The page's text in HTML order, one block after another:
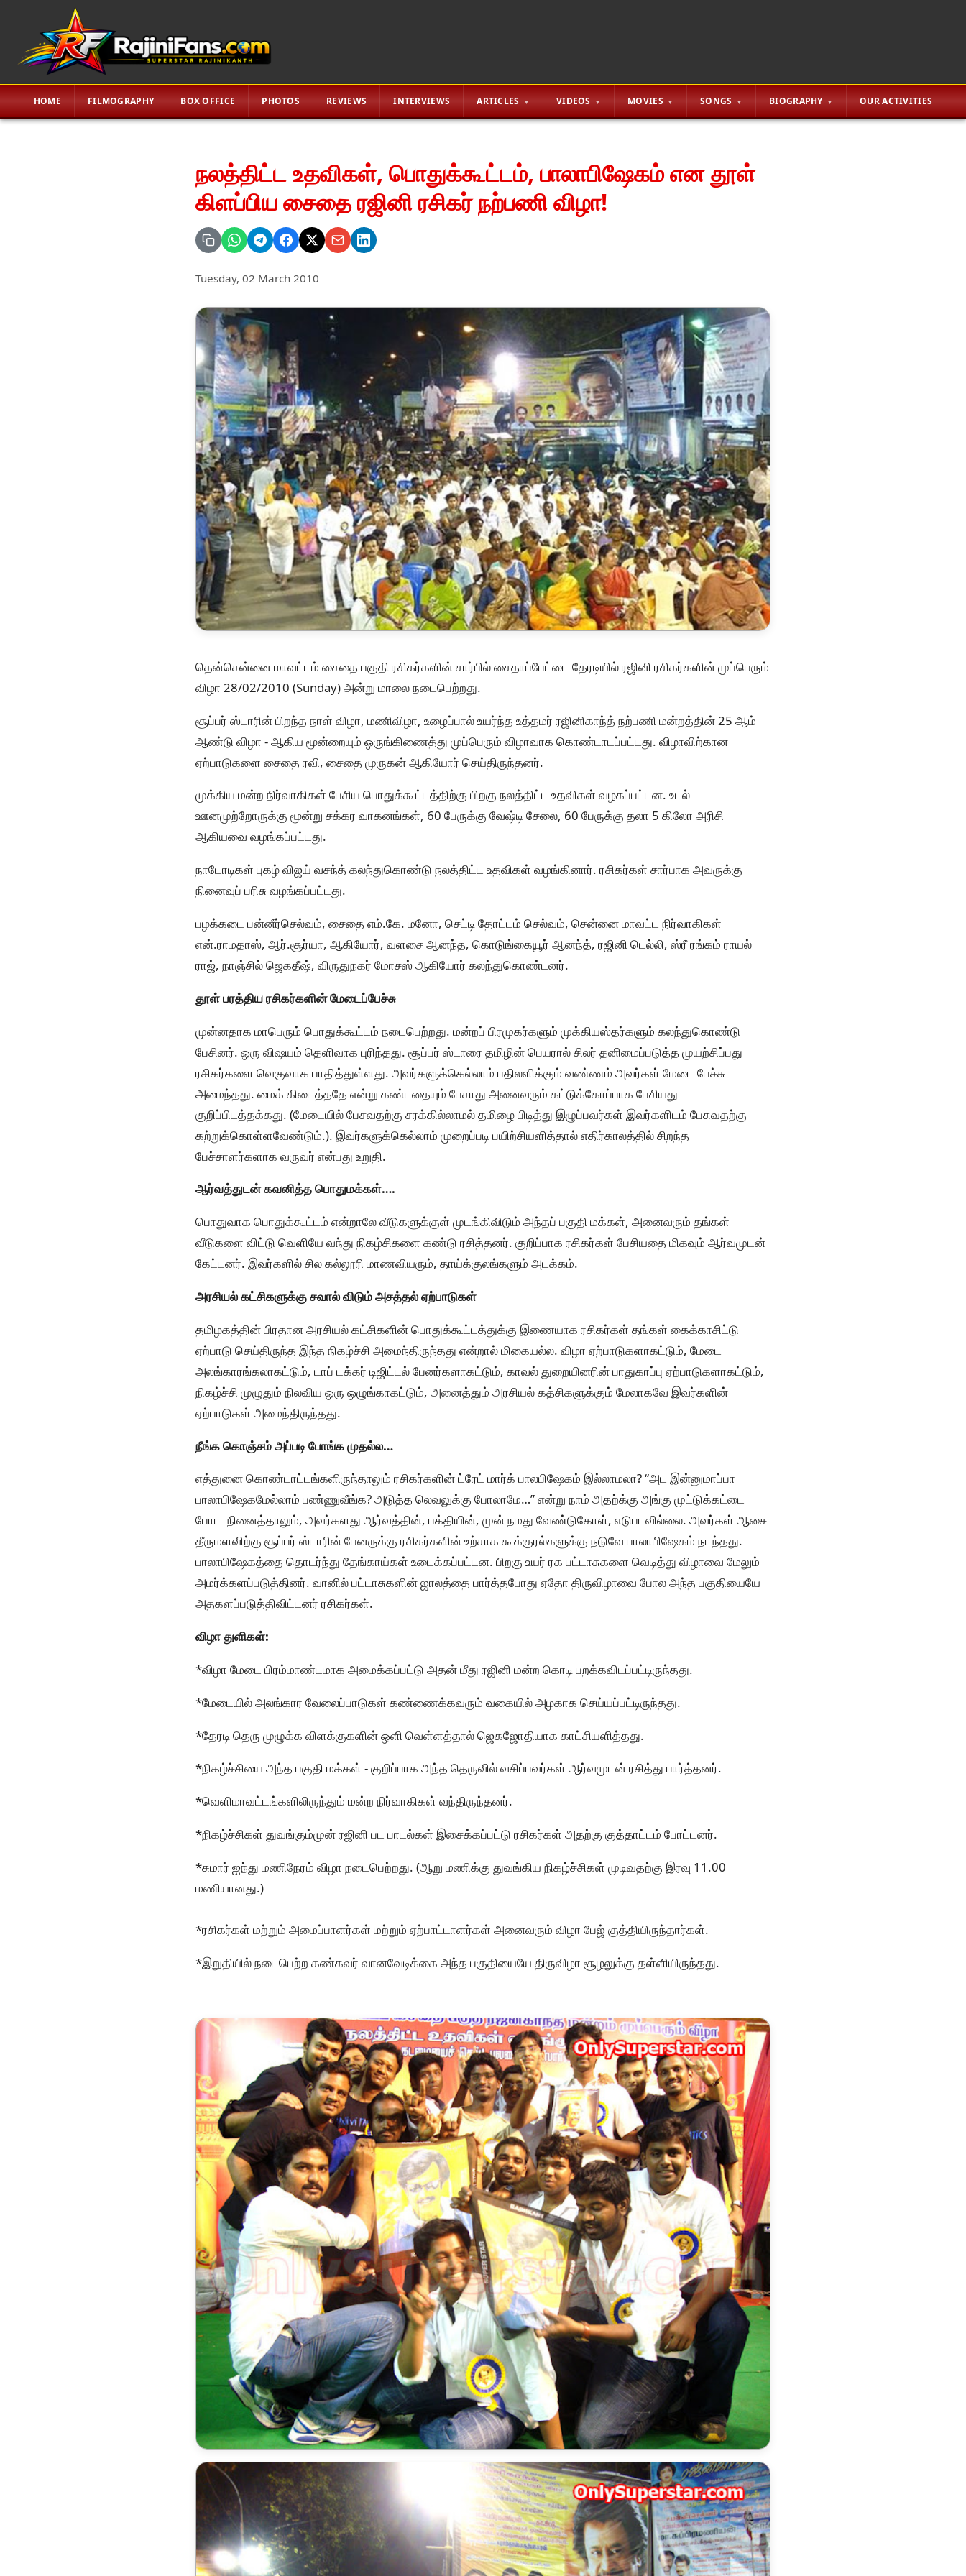
HOME FILMOGRAPHY BOX OFFICE PHOTOS REVIEWS INTERVIEWS ARTICLES VIDEOS MOVIES SONGS BIOGRAPHY OUR ACTIVITIES
நலத்திட்ட உதவிகள், பொதுக்கூட்டம், பாலாபிஷேகம் என தூள்
கிளப்பிய சைதை ரஜினி ரசிகர் நற்பணி விழா!
Tuesday, 02 March 2010
தென்சென்னை மாவட்டம் சைதை பகுதி ரசிகர்களின் சார்பில் சைதாப்பேட்டை தேரடியில் ரஜினி ரசிகர்களின் முப்பெரும்
விழா 28/02/2010 (Sunday) அன்று மாலை நடைபெற்றது.
சூப்பர் ஸ்டாரின் பிறந்த நாள் விழா, மணிவிழா, உழைப்பால் உயர்ந்த உத்தமர் ரஜினிகாந்த் நற்பணி மன்றத்தின் 25 ஆம்
ஆண்டு விழா - ஆகிய மூன்றையும் ஒருங்கிணைத்து முப்பெரும் விழாவாக கொண்டாடப்பட்டது. விழாவிற்கான
ஏற்பாடுகளை சைதை ரவி, சைதை முருகன் ஆகியோர் செய்திருந்தனர்.
முக்கிய மன்ற நிர்வாகிகள் பேசிய பொதுக்கூட்டத்திற்கு பிறகு நலத்திட்ட உதவிகள் வழகப்பட்டன. உடல்
ஊனமுற்றோருக்கு மூன்று சக்கர வாகனங்கள், 60 பேருக்கு வேஷ்டி சேலை, 60 பேருக்கு தலா 5 கிலோ அரிசி
ஆகியவை வழங்கப்பட்டது.
நாடோடிகள் புகழ் விஜய் வசந்த் கலந்துகொண்டு நலத்திட்ட உதவிகள் வழங்கினார். ரசிகர்கள் சார்பாக அவருக்கு
நினைவுப் பரிசு வழங்கப்பட்டது.
பழக்கடை பன்னீர்செல்வம், சைதை எம்.கே. மனோ, செட்டி தோட்டம் செல்வம், சென்னை மாவட்ட நிர்வாகிகள்
என்.ராமதாஸ், ஆர்.சூர்யா, ஆகியோர், வளசை ஆனந்த, கொடுங்கையூர் ஆனந்த், ரஜினி டெல்லி, ஸ்ரீ ரங்கம் ராயல்
ராஜ், நாஞ்சில் ஜெகதீஷ், விருதுநகர் மோசஸ் ஆகியோர் கலந்துகொண்டனர்.
தூள் பரத்திய ரசிகர்களின் மேடைப்பேச்சு
முன்னதாக மாபெரும் பொதுக்கூட்டம் நடைபெற்றது. மன்றப் பிரமுகர்களும் முக்கியஸ்தர்களும் கலந்துகொண்டு
பேசினர். ஒரு விஷயம் தெளிவாக புரிந்தது. சூப்பர் ஸ்டாரை தமிழின் பெயரால் சிலர் தனிமைப்படுத்த முயற்சிப்பது
ரசிகர்களை வெகுவாக பாதித்துள்ளது. அவர்களுக்கெல்லாம் பதிலளிக்கும் வண்ணம் அவர்கள் மேடை பேச்சு
அமைந்தது. மைக் கிடைத்ததே என்று கண்டதையும் பேசாது அனைவரும் கட்டுக்கோப்பாக பேசியது
குறிப்பிடத்தக்கது. (மேடையில் பேசவதற்கு சரக்கில்லாமல் தமிழை பிடித்து இழுப்பவர்கள் இவர்களிடம் பேசுவதற்கு
கற்றுக்கொள்ளவேண்டும்.). இவர்களுக்கெல்லாம் முறைப்படி பயிற்சியளித்தால் எதிர்காலத்தில் சிறந்த
பேச்சாளர்களாக வருவர் என்பது உறுதி.
ஆர்வத்துடன் கவனித்த பொதுமக்கள்….
பொதுவாக பொதுக்கூட்டம் என்றாலே வீடுகளுக்குள் முடங்கிவிடும் அந்தப் பகுதி மக்கள், அனைவரும் தங்கள்
வீடுகளை விட்டு வெளியே வந்து நிகழ்சிகளை கண்டு ரசித்தனர். குறிப்பாக ரசிகர்கள் பேசியதை மிகவும் ஆர்வமுடன்
கேட்டனர். இவர்களில் சில கல்லூரி மாணவியரும், தாய்க்குலங்களும் அடக்கம்.
அரசியல் கட்சிகளுக்கு சவால் விடும் அசத்தல் ஏற்பாடுகள்
தமிழகத்தின் பிரதான அரசியல் கட்சிகளின் பொதுக்கூட்டத்துக்கு இணையாக ரசிகர்கள் தங்கள் கைக்காசிட்டு
ஏற்பாடு செய்திருந்த இந்த நிகழ்ச்சி அமைந்திருந்தது என்றால் மிகையல்ல. விழா ஏற்பாடுகளாகட்டும், மேடை
அலங்காரங்கலாகட்டும், டாப் டக்கர் டிஜிட்டல் பேனர்களாகட்டும், காவல் துறையினரின் பாதுகாப்பு ஏற்பாடுகளாகட்டும்,
நிகழ்ச்சி முழுதும் நிலவிய ஒரு ஒழுங்காகட்டும், அனைத்தும் அரசியல் கத்சிகளுக்கும் மேலாகவே இவர்களின்
ஏற்பாடுகள் அமைந்திருந்தது.
நீங்க கொஞ்சம் அப்படி போங்க முதல்ல…
எத்துனை கொண்டாட்டங்களிருந்தாலும் ரசிகர்களின் ட்ரேட் மார்க் பாலபிஷேகம் இல்லாமலா? “அட இன்னுமாப்பா
பாலாபிஷேகமேல்லாம் பண்ணுவீங்க? அடுத்த லெவலுக்கு போலாமே…” என்று நாம் அதற்க்கு அங்கு முட்டுக்கட்டை
போட நினைத்தாலும், அவர்களது ஆர்வத்தின், பக்தியின், முன் நமது வேண்டுகோள், எடுபடவில்லை. அவர்கள் ஆசை
தீருமளவிற்கு சூப்பர் ஸ்டாரின் பேனருக்கு ரசிகர்களின் உற்சாக கூக்குரல்களுக்கு நடுவே பாலாபிஷேகம் நடந்தது.
பாலாபிஷேகத்தை தொடர்ந்து தேங்காய்கள் உடைக்கப்பட்டன. பிறகு உயர் ரக பட்டாசுகளை வெடித்து விழாவை மேலும்
அமர்க்களப்படுத்தினர். வானில் பட்டாசுகளின் ஜாலத்தை பார்த்தபோது ஏதோ திருவிழாவை போல அந்த பகுதியையே
அதகளப்படுத்திவிட்டனர் ரசிகர்கள்.
விழா துளிகள்:
*விழா மேடை பிரம்மாண்டமாக அமைக்கப்பட்டு அதன் மீது ரஜினி மன்ற கொடி பறக்கவிடப்பட்டிருந்தது.
*மேடையில் அலங்கார வேலைப்பாடுகள் கண்ணைக்கவரும் வகையில் அழகாக செய்யப்பட்டிருந்தது.
*தேரடி தெரு முழுக்க விளக்குகளின் ஒளி வெள்ளத்தால் ஜெகஜோதியாக காட்சியளித்தது.
*நிகழ்ச்சியை அந்த பகுதி மக்கள் - குறிப்பாக அந்த தெருவில் வசிப்பவர்கள் ஆர்வமுடன் ரசித்து பார்த்தனர்.
*வெளிமாவட்டங்களிலிருந்தும் மன்ற நிர்வாகிகள் வந்திருந்தனர்.
*நிகழ்ச்சிகள் துவங்கும்முன் ரஜினி பட பாடல்கள் இசைக்கப்பட்டு ரசிகர்கள் அதற்கு குத்தாட்டம் போட்டனர்.
*சுமார் ஐந்து மணிநேரம் விழா நடைபெற்றது. (ஆறு மணிக்கு துவங்கிய நிகழ்ச்சிகள் முடிவதற்கு இரவு 11.00
மணியானது.)
*ரசிகர்கள் மற்றும் அமைப்பாளர்கள் மற்றும் ஏற்பாட்டாளர்கள் அனைவரும் விழா பேஜ் குத்தியிருந்தார்கள்.
*இறுதியில் நடைபெற்ற கண்கவர் வானவேடிக்கை அந்த பகுதியையே திருவிழா சூழலுக்கு தள்ளியிருந்தது.